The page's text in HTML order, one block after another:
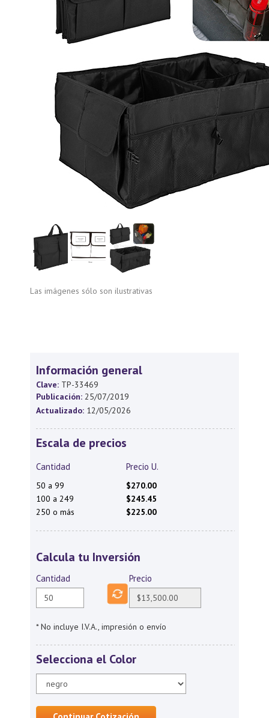
Las imágenes sólo son ilustrativas
Información general
Clave: TP-33469
Publicación: 25/07/2019
Actualizado: 12/05/2026
Escala de precios
Cantidad Precio U.
50 a 99
$270.00
100 a 249
$245.45
250 o más
$225.00
Calcula tu Inversión
Cantidad Precio
* No incluye I.V.A., impresión o envío
Selecciona el Color